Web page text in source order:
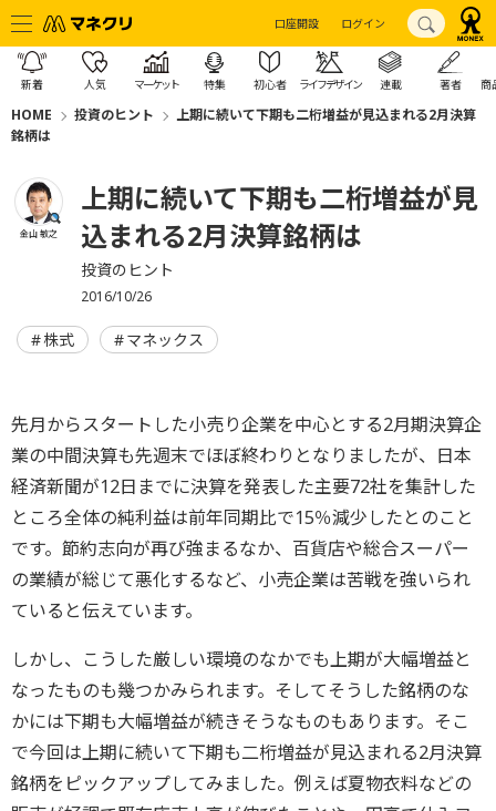
口座開設 ログイン
新着 人気 マーケット 特集 初心者 ライフデザイン 連載 著者 商
HOME 投資のヒント
上期に続いて下期も二桁増益が見込まれる2月決算
銘柄は
金山 敏之
上期に続いて下期も二桁増益が見
込まれる2月決算銘柄は
投資のヒント
2016/10/26
株式 マネックス
先月からスタートした小売り企業を中心とする2月期決算企
業の中間決算も先週末でほぼ終わりとなりましたが、日本
経済新聞が12日までに決算を発表した主要72社を集計した
ところ全体の純利益は前年同期比で15％減少したとのこと
です。節約志向が再び強まるなか、百貨店や総合スーパー
の業績が総じて悪化するなど、小売企業は苦戦を強いられ
ていると伝えています。
しかし、こうした厳しい環境のなかでも上期が大幅増益と
なったものも幾つかみられます。そしてそうした銘柄のな
かには下期も大幅増益が続きそうなものもあります。そこ
で今回は上期に続いて下期も二桁増益が見込まれる2月決算
銘柄をピックアップしてみました。例えば夏物衣料などの